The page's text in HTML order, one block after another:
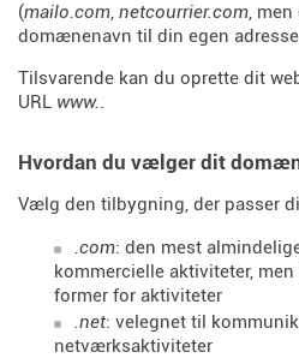
(mailo.com, netcourrier.com,
domænenavn til din egen
Tilsvarende kan du oprette dit
URL www..
Hvordan du vælger dit
Vælg den tilbygning, der passer
.com: den mest
kommercielle aktiviteter,
former for aktiviteter
.net: velegnet til
netværksaktiviteter